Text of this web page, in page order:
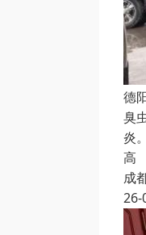
德
臭
炎
高
成
26-